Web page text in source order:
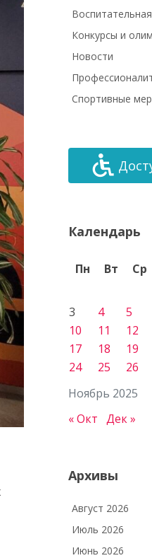
Конкурсы и
Новости
Спортивные
Календарь
Ноябрь 2025
Пн Вт Ср
3
4 5
10
11 12
17
18 19
24
25 26
« Окт Дек »
Архивы
Август 2026
Июль 2026
Июнь 2026